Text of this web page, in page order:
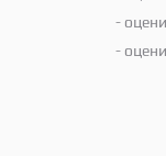
-
-